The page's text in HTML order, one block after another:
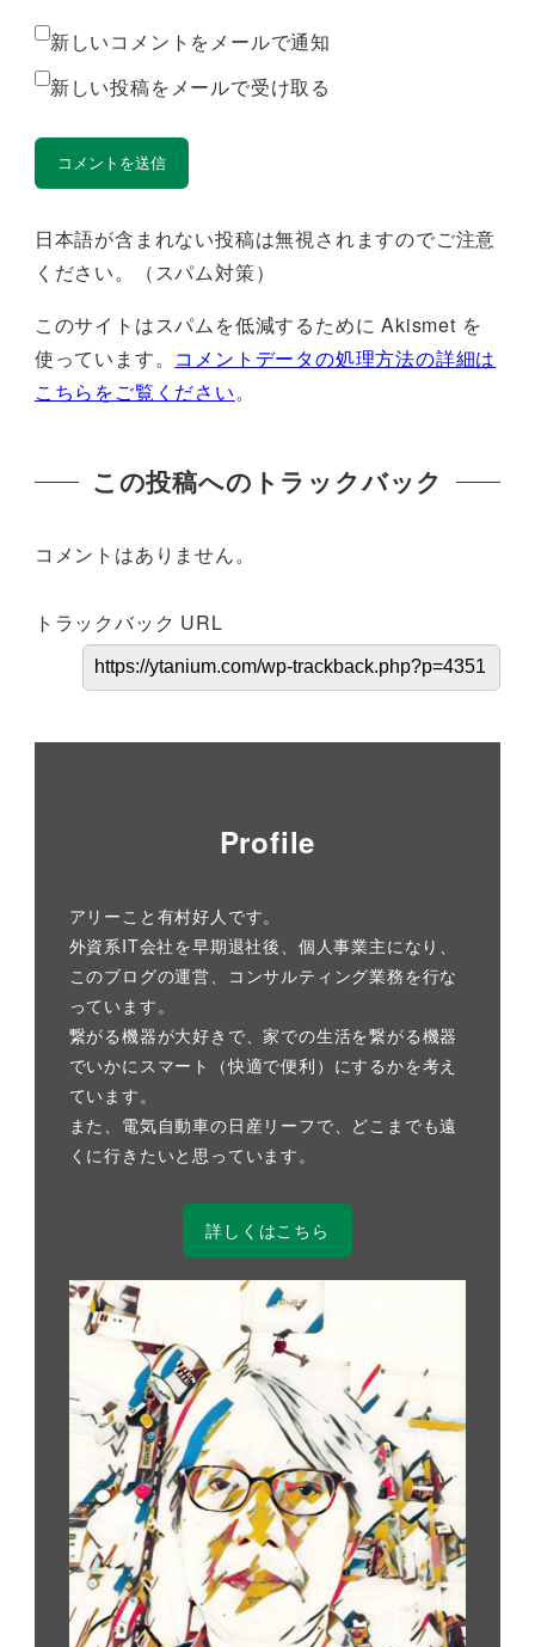
新しいコメントをメールで通知
新しい投稿をメールで受け取る
日本語が含まれない投稿は無視されますのでご注意
ください。（スパム対策）
このサイトはスパムを低減するために Akismet を
使っています。 コメントデータの処理方法の詳細は
こちらをご覧ください。
この投稿へのトラックバック
コメントはありません。
トラックバック URL
Profile
アリーこと有村好人です。
外資系IT会社を早期退社後、個人事業主になり、
このブログの運営、コンサルティング業務を行な
っています。
繋がる機器が大好きで、家での生活を繋がる機器
でいかにスマート（快適で便利）にするかを考え
ています。
また、電気自動車の日産リーフで、どこまでも遠
くに行きたいと思っています。
詳しくはこちら